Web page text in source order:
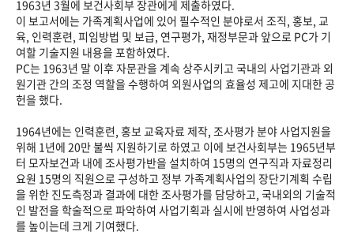
1963년 3월에 보건사회부 장관에게 제출하였다.
이 보고서에는 가족계획사업에 있어 필수적인 분야로서 조직, 홍보, 교
육, 인력훈련, 피임방법 및 보급, 연구평가, 재정부문과 앞으로 PC가 기
여할 기술지원 내용을 포함하였다.
PC는 1963년 말 이후 자문관을 계속 상주시키고 국내의 사업기관과 외
원기관 간의 조정 역할을 수행하여 외원사업의 효율성 제고에 지대한 공
헌을 했다.
1964년에는 인력훈련, 홍보 교육자료 제작, 조사평가 분야 사업지원을
위해 1년에 20만 불씩 지원하기로 하였고 이에 보건사회부는 1965년부
터 모자보건과 내에 조사평가반을 설치하여 15명의 연구직과 자료정리
요원 15명의 직원으로 구성하고 정부 가족계획사업의 장단기계획 수립
을 위한 진도측정과 결과에 대한 조사평가를 담당하고, 국내외의 기술적
인 발전을 학술적으로 파악하여 사업기획과 실시에 반영하여 사업성과
를 높이는데 크게 기여했다.